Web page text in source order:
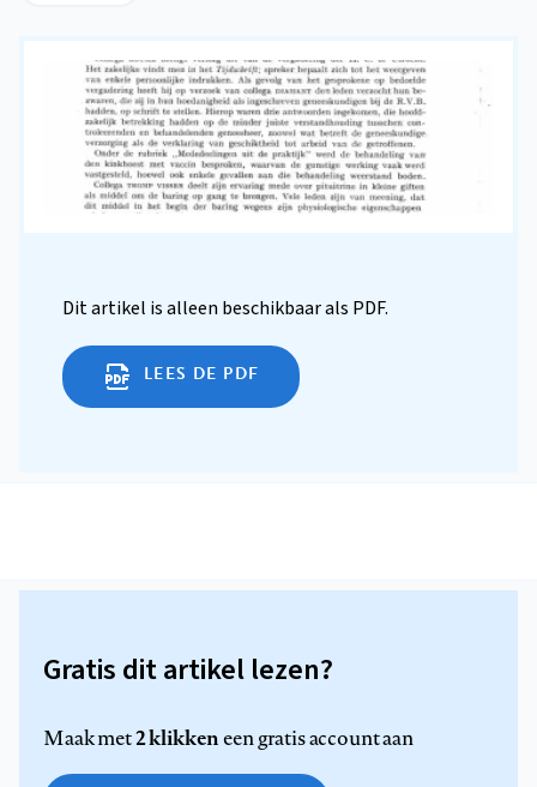
Dit artikel is alleen beschikbaar als PDF.
LEES DE PDF
Gratis dit artikel lezen?
Maak met2 klikkeneen gratis account aan